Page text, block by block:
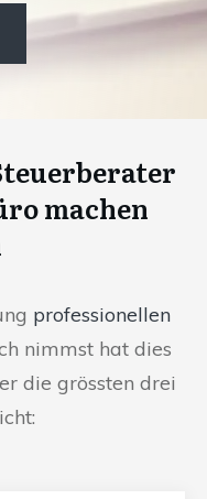
machen
professionellen
nimmst hat dies
die grössten drei